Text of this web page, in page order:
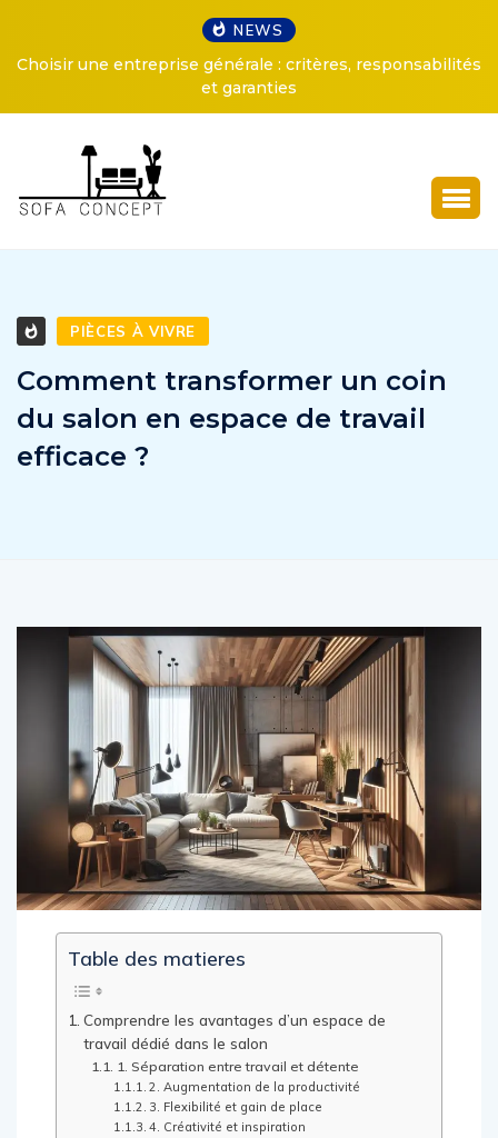
NEWS
Choisir une entreprise générale : critères, responsabilités
et garanties
PIÈCES À VIVRE
Comment transformer un coin
du salon en espace de travail
efficace ?
Table des matieres
Comprendre les avantages d’un espace de
travail dédié dans le salon
1. Séparation entre travail et détente
2. Augmentation de la productivité
3. Flexibilité et gain de place
4. Créativité et inspiration